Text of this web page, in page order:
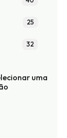
25
32
uma